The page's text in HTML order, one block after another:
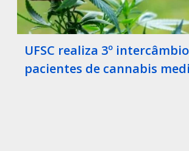
UFSC realiza 3º
pacientes de cannabis